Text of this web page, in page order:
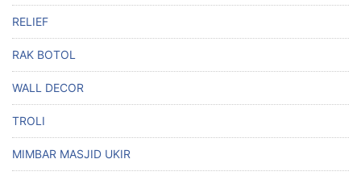
RELIEF
RAK BOTOL
WALL DECOR
TROLI
MIMBAR MASJID UKIR